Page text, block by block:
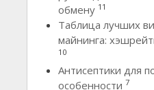
обмену 11
Таблица лучших
майнинга:
10
Антисептики для
особенности 7